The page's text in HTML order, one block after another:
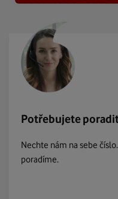
Potřebujete
Nechte nám na sebe
poradíme.